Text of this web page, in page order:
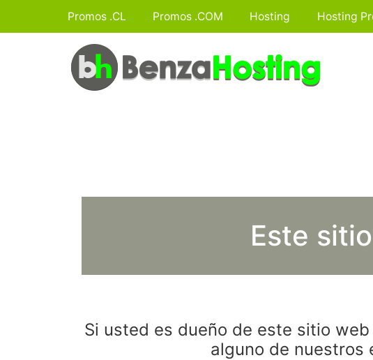
Promos .CL Promos .COM Hosting Hosting
Este
Si usted es dueño de este sitio
alguno de nuestros